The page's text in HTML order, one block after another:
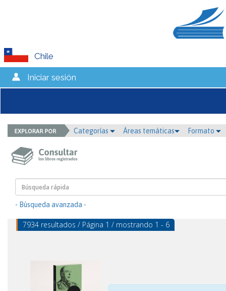
Chile
Iniciar sesión
Categorías Áreas temáticas Formato
- Búsqueda avanzada -
7934 resultados / Página 1 / mostrando 1 - 6